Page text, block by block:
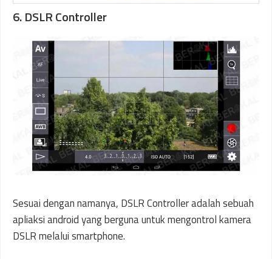
6. DSLR Controller
Sesuai dengan namanya, DSLR Controller adalah sebuah
apliaksi android yang berguna untuk mengontrol kamera
DSLR melalui smartphone.